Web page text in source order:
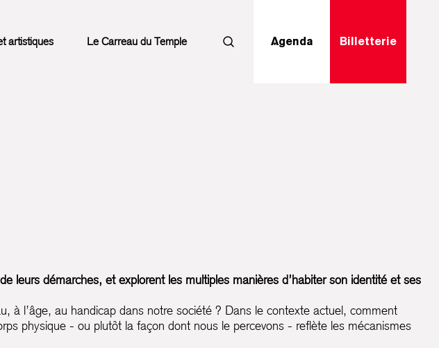
artistiques Le Carreau du Temple RechercherAgenda Billetterie
leurs démarches, et explorent les multiples manières d’habiter son identité et ses
à l’âge, au handicap dans notre société ? Dans le contexte actuel, comment
physique - ou plutôt la façon dont nous le percevons - reflète les mécanismes